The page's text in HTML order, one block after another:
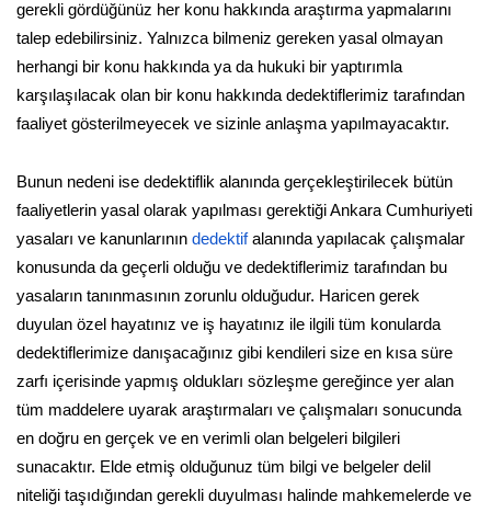
gerekli gördüğünüz her konu hakkında araştırma yapmalarını
talep edebilirsiniz. Yalnızca bilmeniz gereken yasal olmayan
herhangi bir konu hakkında ya da hukuki bir yaptırımla
karşılaşılacak olan bir konu hakkında dedektiflerimiz tarafından
faaliyet gösterilmeyecek ve sizinle anlaşma yapılmayacaktır.
Bunun nedeni ise dedektiflik alanında gerçekleştirilecek bütün
faaliyetlerin yasal olarak yapılması gerektiği Ankara Cumhuriyeti
yasaları ve kanunlarının dedektifalanında yapılacak çalışmalar
konusunda da geçerli olduğu ve dedektiflerimiz tarafından bu
yasaların tanınmasının zorunlu olduğudur. Haricen gerek
duyulan özel hayatınız ve iş hayatınız ile ilgili tüm konularda
dedektiflerimize danışacağınız gibi kendileri size en kısa süre
zarfı içerisinde yapmış oldukları sözleşme gereğince yer alan
tüm maddelere uyarak araştırmaları ve çalışmaları sonucunda
en doğru en gerçek ve en verimli olan belgeleri bilgileri
sunacaktır. Elde etmiş olduğunuz tüm bilgi ve belgeler delil
niteliği taşıdığından gerekli duyulması halinde mahkemelerde ve